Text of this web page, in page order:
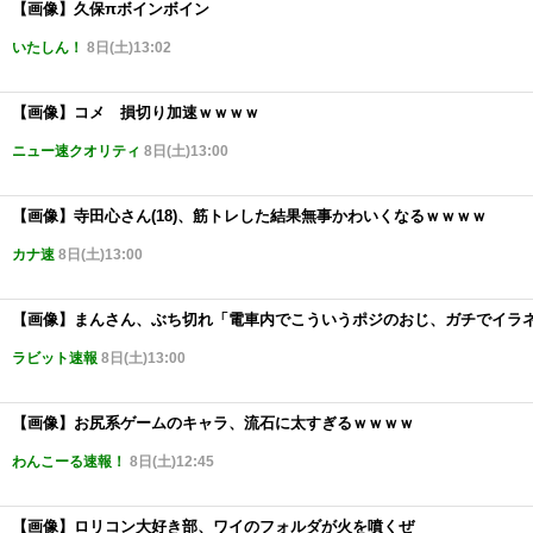
【画像】久保πボインボイン
いたしん！ 8日(土)13:02
【画像】コメ 損切り加速ｗｗｗｗ
ニュー速クオリティ 8日(土)13:00
【画像】寺田心さん(18)、筋トレした結果無事かわいくなるｗｗｗｗ
カナ速 8日(土)13:00
【画像】まんさん、ぶち切れ「電車内でこういうポジのおじ、ガチでイラ
ラビット速報 8日(土)13:00
【画像】お尻系ゲームのキャラ、流石に太すぎるｗｗｗｗ
わんこーる速報！ 8日(土)12:45
【画像】ロリコン大好き部、ワイのフォルダが火を噴くぜ